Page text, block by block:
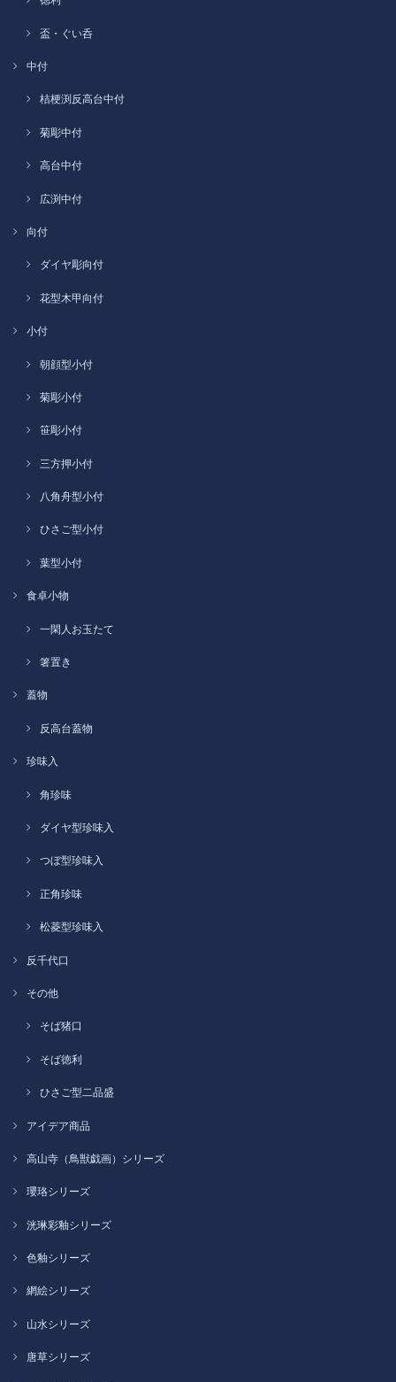
盃・ぐい呑
中付
桔梗渕反高台中付
菊彫中付
高台中付
広渕中付
向付
ダイヤ彫向付
花型木甲向付
小付
朝顔型小付
菊彫小付
笹彫小付
三方押小付
八角舟型小付
ひさご型小付
葉型小付
食卓小物
一閑人お玉たて
箸置き
蓋物
反高台蓋物
珍味入
角珍味
ダイヤ型珍味入
つぼ型珍味入
正角珍味
松菱型珍味入
反千代口
その他
そば猪口
そば徳利
ひさご型二品盛
アイデア商品
高山寺（鳥獣戯画）シリーズ
瓔珞シリーズ
洸琳彩釉シリーズ
色釉シリーズ
網絵シリーズ
山水シリーズ
唐草シリーズ